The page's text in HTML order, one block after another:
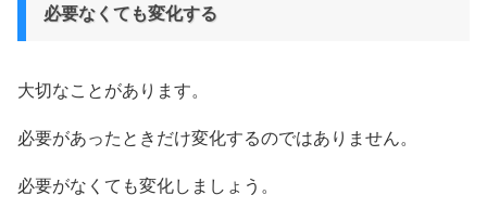
必要なくても変化する
大切なことがあります。
必要があったときだけ変化するのではありません。
必要がなくても変化しましょう。